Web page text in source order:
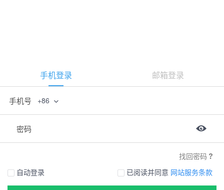
手机登录 邮箱登录
手机号 +86
密码
找回密码
自动登录
已阅读并同意 网站服务条款